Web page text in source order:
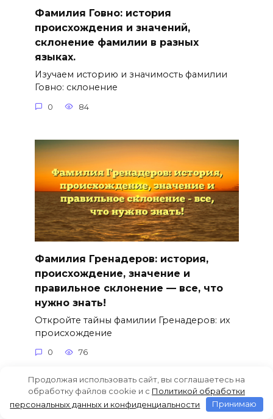
Фамилия Говно: история
происхождения и значений,
склонение фамилии в разных
языках.
Изучаем историю и значимость фамилии
Говно: склонение
0 84
Фамилия Гренадеров: история,
происхождение, значение и
правильное склонение — все, что
нужно знать!
Откройте тайны фамилии Гренадеров: их
происхождение
0 76
Продолжая использовать сайт, вы соглашаетесь на
обработку файлов cookie и c Политикой обработки
персональных данных и конфиденциальности
Принимаю